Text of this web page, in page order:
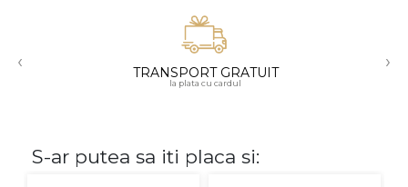
18K
‹ TRANSPORT GRATUIT
la plata cu cardul
›
S-ar putea sa iti placa si: